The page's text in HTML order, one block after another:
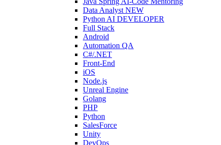
Data Analyst NEW
Python AI DEVELOPER
Full Stack
Android
Automation QA
C#/.NET
Front-End
iOS
Node.js
Unreal Engine
Golang
PHP
Python
SalesForce
Unity
DevOps